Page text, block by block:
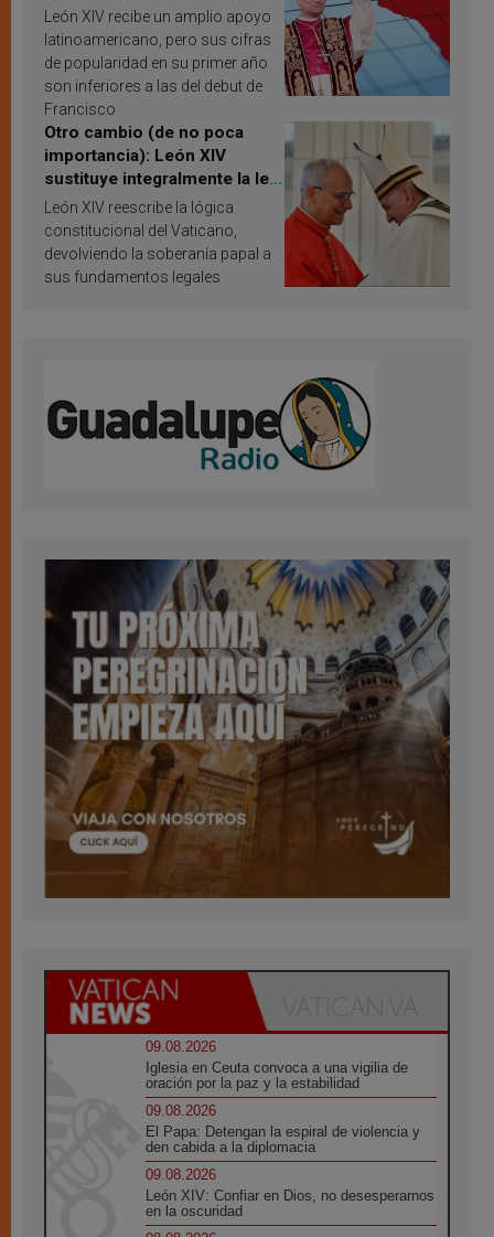
Latina en 2026? Publican
resultados de investigación
León XIV recibe un amplio apoyo
latinoamericano, pero sus cifras
de popularidad en su primer año
son inferiores a las del debut de
Francisco
Otro cambio (de no poca
importancia): León XIV
sustituye integralmente la ley
vaticana de Papa Francisco
León XIV reescribe la lógica
constitucional del Vaticano,
devolviendo la soberanía papal a
sus fundamentos legales
09.08.2026
Iglesia en Ceuta convoca a una vigilia de
oración por la paz y la estabilidad
09.08.2026
El Papa: Detengan la espiral de violencia y
den cabida a la diplomacia
09.08.2026
León XIV: Confiar en Dios, no desesperarnos
en la oscuridad